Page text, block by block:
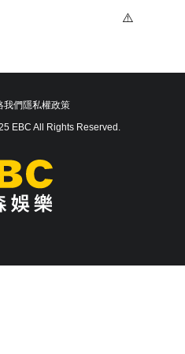
我們隱私權政策
EBC All Rights Reserved.